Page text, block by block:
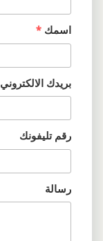
اسمك *
بريدك الالكتروني
رقم تليفونك
رسالة